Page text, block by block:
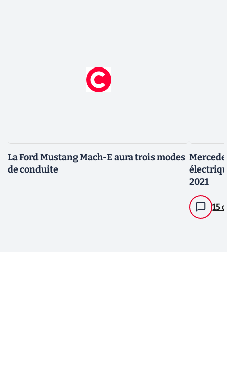
La Ford Mustang Mach-E aura trois modes
de conduite
2021
15